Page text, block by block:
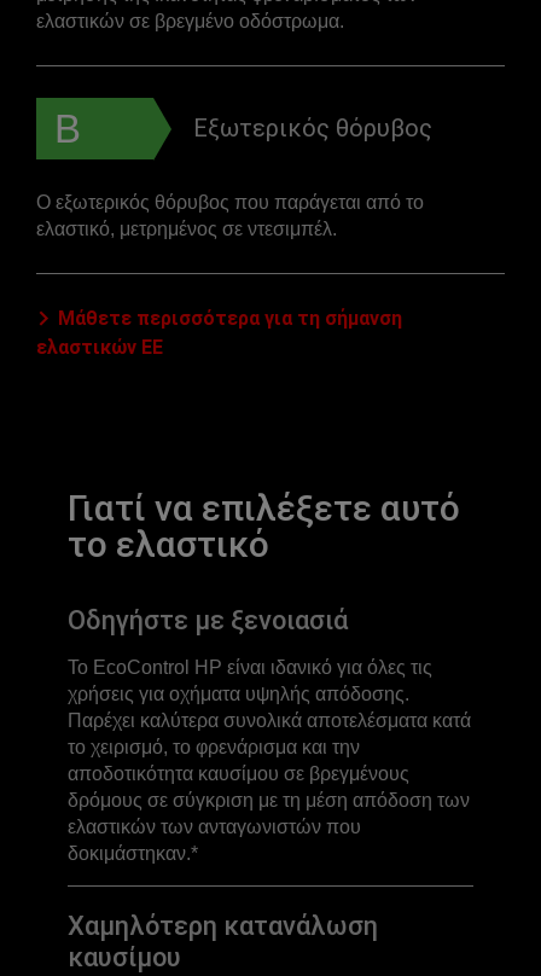
ελαστικών σε βρεγμένο οδόστρωμα.
B Εξωτερικός θόρυβος
Ο εξωτερικός θόρυβος που παράγεται από το
ελαστικό, μετρημένος σε ντεσιμπέλ.
Μάθετε περισσότερα για τη σήμανση
ελαστικών ΕΕ
Γιατί να επιλέξετε αυτό
το ελαστικό
Οδηγήστε με ξενοιασιά
Το EcoControl HP είναι ιδανικό για όλες τις
χρήσεις για οχήματα υψηλής απόδοσης.
Παρέχει καλύτερα συνολικά αποτελέσματα κατά
το χειρισμό, το φρενάρισμα και την
αποδοτικότητα καυσίμου σε βρεγμένους
δρόμους σε σύγκριση με τη μέση απόδοση των
ελαστικών των ανταγωνιστών που
δοκιμάστηκαν.*
Χαμηλότερη κατανάλωση
καυσίμου